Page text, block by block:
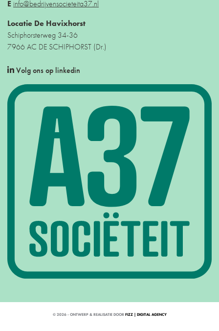
E info@bedrijvensocieteita37.nl
Locatie De Havixhorst
Schiphorsterweg 34-36
7966 AC DE SCHIPHORST (Dr.)
Volg ons op linkedin
© 2026 - ONTWERP & REALISATIE DOOR FIZZ | DIGITAL AGENCY